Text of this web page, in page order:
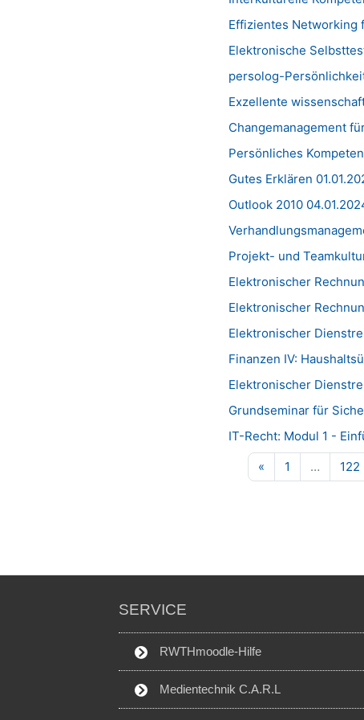
Effizientes Networking
Elektronische
persolog-
Exzellente
Changemanagement
Persönliches
Gutes Erklären
Outlook 2010
Projekt- und
Elektronischer
Elektronischer
Elektronischer
Finanzen IV:
Elektronischer
Grundseminar für
IT-Recht: Modul 1 -
«Vorherige Seite
1 … 122
SERVICE
RWTHmoodle-Hilfe
Medientechnik C.A.R.L